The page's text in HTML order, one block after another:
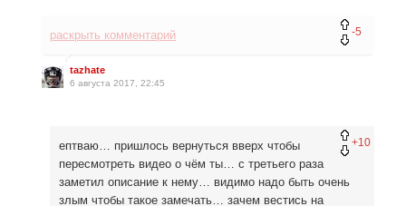
-5
раскрыть комментарий
tazhate
6 августа 2017, 22:45
+10
ептваю… пришлось вернуться вверх чтобы
пересмотреть видео о чём ты… с третьего раза
заметил описание к нему… видимо надо быть очень
злым чтобы такое замечать… зачем вестись на